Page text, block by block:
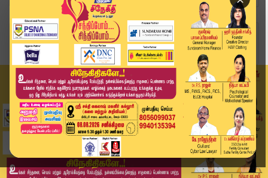
Home
இந்தியா
வறுமையின் கோரமுகம்: ஒன்றரை வயது குழந்தையை உயிரு...